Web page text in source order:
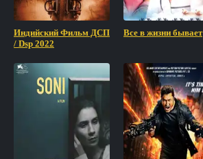
Индийский Фильм ДСП
/ Dsp 2022
Все в жизни бывает